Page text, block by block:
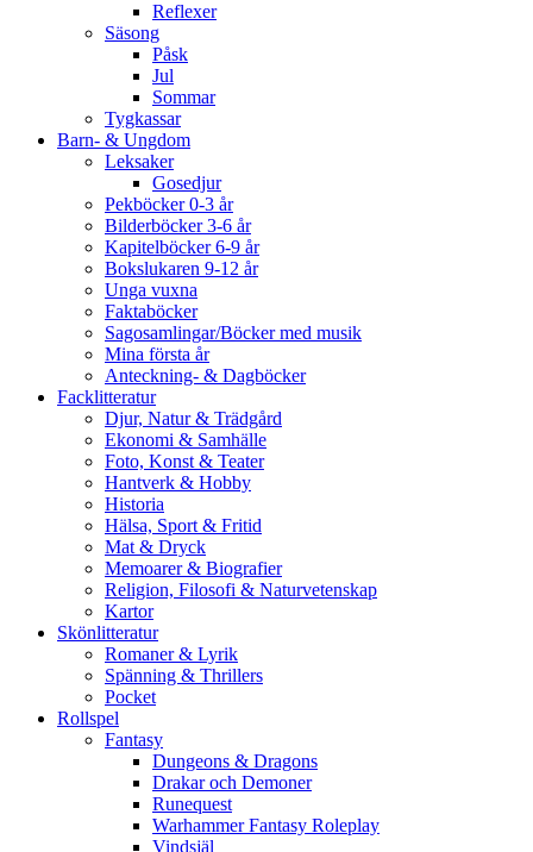
Reflexer
Säsong
Påsk
Jul
Sommar
Tygkassar
Barn- & Ungdom
Leksaker
Gosedjur
Pekböcker 0-3 år
Bilderböcker 3-6 år
Kapitelböcker 6-9 år
Bokslukaren 9-12 år
Unga vuxna
Faktaböcker
Sagosamlingar/Böcker med musik
Mina första år
Anteckning- & Dagböcker
Facklitteratur
Djur, Natur & Trädgård
Ekonomi & Samhälle
Foto, Konst & Teater
Hantverk & Hobby
Historia
Hälsa, Sport & Fritid
Mat & Dryck
Memoarer & Biografier
Religion, Filosofi & Naturvetenskap
Kartor
Skönlitteratur
Romaner & Lyrik
Spänning & Thrillers
Pocket
Rollspel
Fantasy
Dungeons & Dragons
Drakar och Demoner
Runequest
Warhammer Fantasy Roleplay
Vindsjäl